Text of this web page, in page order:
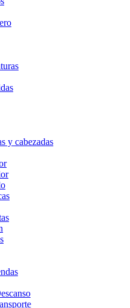
y cabezadas